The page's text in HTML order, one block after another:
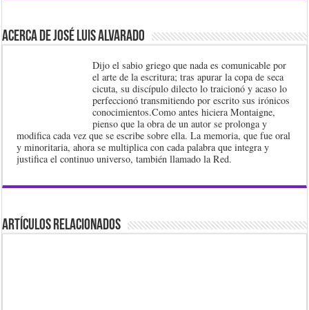
Acerca de José Luis Alvarado
Dijo el sabio griego que nada es comunicable por
el arte de la escritura; tras apurar la copa de seca
cicuta, su discípulo dilecto lo traicionó y acaso lo
perfeccionó transmitiendo por escrito sus irónicos
conocimientos.Como antes hiciera Montaigne,
pienso que la obra de un autor se prolonga y
modifica cada vez que se escribe sobre ella. La memoria, que fue oral
y minoritaria, ahora se multiplica con cada palabra que integra y
justifica el continuo universo, también llamado la Red.
Artículos Relacionados